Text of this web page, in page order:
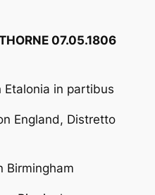
07.05.1806
Etalonia in partibus
England, Distretto
Birmingham